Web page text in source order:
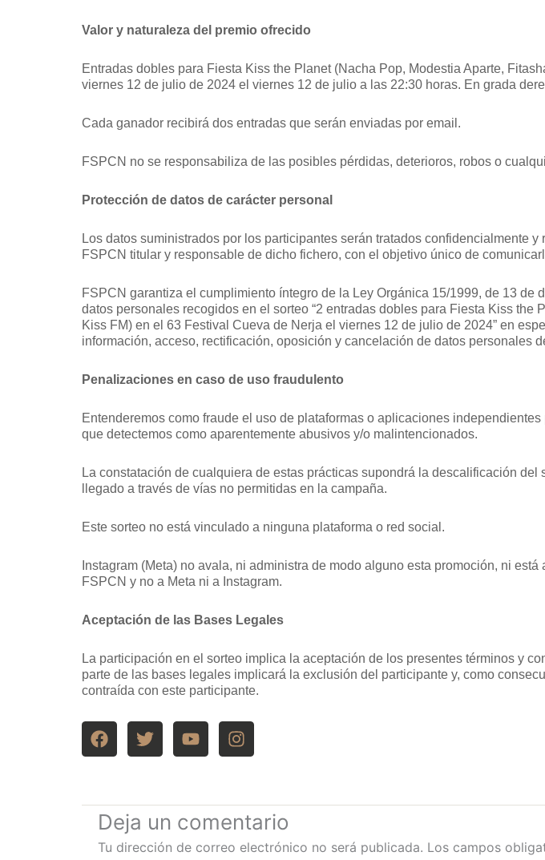
Valor y naturaleza del premio ofrecido
Entradas dobles para Fiesta Kiss the Planet (Nacha Pop, Modestia Aparte,
viernes 12 de julio de 2024 el viernes 12 de julio a las 22:30 horas. En grada
Cada ganador recibirá dos entradas que serán enviadas por email.
FSPCN no se responsabiliza de las posibles pérdidas, deterioros, robos o
Protección de datos de carácter personal
Los datos suministrados por los participantes serán tratados confidencialmente
FSPCN titular y responsable de dicho fichero, con el objetivo único de
FSPCN garantiza el cumplimiento íntegro de la Ley Orgánica 15/1999, de 13
datos personales recogidos en el sorteo “2 entradas dobles para Fiesta Kiss
Kiss FM) en el 63 Festival Cueva de Nerja el viernes 12 de julio de 2024” en
información, acceso, rectificación, oposición y cancelación de datos personales
Penalizaciones en caso de uso fraudulento
Entenderemos como fraude el uso de plataformas o aplicaciones
que detectemos como aparentemente abusivos y/o malintencionados.
La constatación de cualquiera de estas prácticas supondrá la descalificación
llegado a través de vías no permitidas en la campaña.
Este sorteo no está vinculado a ninguna plataforma o red social.
Instagram (Meta) no avala, ni administra de modo alguno esta promoción, ni
FSPCN y no a Meta ni a Instagram.
Aceptación de las Bases Legales
La participación en el sorteo implica la aceptación de los presentes términos y
parte de las bases legales implicará la exclusión del participante y, como
contraída con este participante.
F
a
b
o
o
k
T
w
t
e
r
Y
o
u
b
e
I
n
a
g
r
a
Deja un comentario
Tu dirección de correo electrónico no será publicada. Los campos